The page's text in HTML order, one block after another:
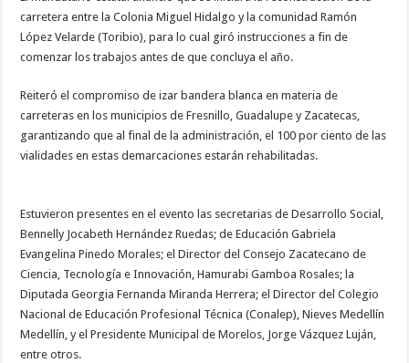
carretera entre la Colonia Miguel Hidalgo y la comunidad Ramón
López Velarde (Toribio), para lo cual giró instrucciones a fin de
comenzar los trabajos antes de que concluya el año.
Reiteró el compromiso de izar bandera blanca en materia de
carreteras en los municipios de Fresnillo, Guadalupe y Zacatecas,
garantizando que al final de la administración, el 100 por ciento de las
vialidades en estas demarcaciones estarán rehabilitadas.
Estuvieron presentes en el evento las secretarias de Desarrollo Social,
Bennelly Jocabeth Hernández Ruedas; de Educación Gabriela
Evangelina Pinedo Morales; el Director del Consejo Zacatecano de
Ciencia, Tecnología e Innovación, Hamurabi Gamboa Rosales; la
Diputada Georgia Fernanda Miranda Herrera; el Director del Colegio
Nacional de Educación Profesional Técnica (Conalep), Nieves Medellín
Medellín, y el Presidente Municipal de Morelos, Jorge Vázquez Luján,
entre otros.